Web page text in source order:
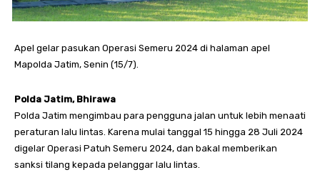
Apel gelar pasukan Operasi Semeru 2024 di halaman apel
Mapolda Jatim, Senin (15/7).
Polda Jatim, Bhirawa
Polda Jatim mengimbau para pengguna jalan untuk lebih menaati
peraturan lalu lintas. Karena mulai tanggal 15 hingga 28 Juli 2024
digelar Operasi Patuh Semeru 2024, dan bakal memberikan
sanksi tilang kepada pelanggar lalu lintas.